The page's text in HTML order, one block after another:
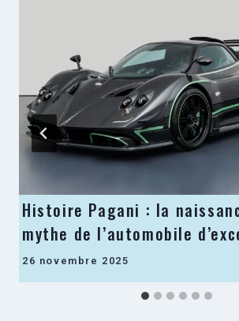
Histoire Pagani : la
mythe de l’automobile
26 novembre 2025